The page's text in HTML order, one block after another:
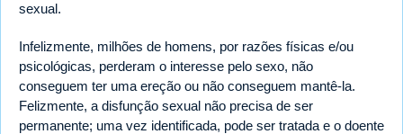
sexual.
Infelizmente, milhões de homens, por razões físicas e/ou
psicológicas, perderam o interesse pelo sexo, não
conseguem ter uma ereção ou não conseguem mantê-la.
Felizmente, a disfunção sexual não precisa de ser
permanente; uma vez identificada, pode ser tratada e o doente